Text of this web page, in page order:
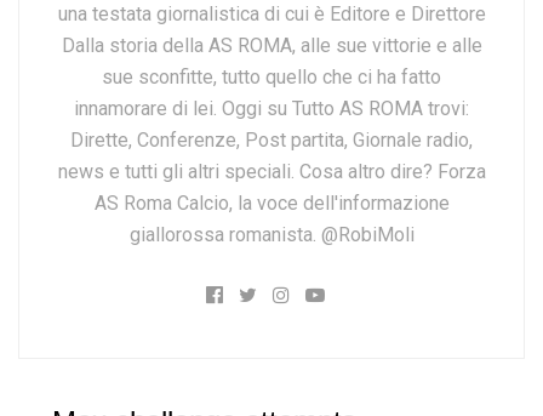
una testata giornalistica di cui è Editore e Direttore
Dalla storia della AS ROMA, alle sue vittorie e alle
sue sconfitte, tutto quello che ci ha fatto
innamorare di lei. Oggi su Tutto AS ROMA trovi:
Dirette, Conferenze, Post partita, Giornale radio,
news e tutti gli altri speciali. Cosa altro dire? Forza
AS Roma Calcio, la voce dell'informazione
giallorossa romanista. @RobiMoli